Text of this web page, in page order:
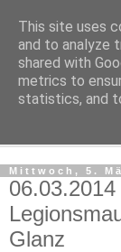
Notizen aus der
Mittwoch, 5.
Glanz
This site uses
and to analyze
shared with
metrics to
statistics, and